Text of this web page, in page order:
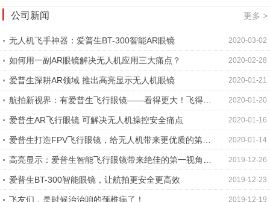
公司新闻 更多 >
无人机飞手神器：爱普生BT-300智能AR眼镜 2020-03-02
如何用一副AR眼镜解决无人机应用三大痛点？ 2020-02-28
爱普生深耕AR领域 推出高亮显示无人机眼镜 2020-01-21
航拍新视界：有爱普生飞行眼镜——看得更大！飞得更
爽！
2020-01-20
爱普生AR飞行眼镜 可解决无人机操控安全痛点 2020-01-16
爱普生打造FPV飞行眼镜，给无人机带来更优质的第一
人称沉浸式体验
2020-01-14
高亮显示：爱普生智能飞行眼镜带来绝佳的第一视角飞
行体验
2019-12-26
爱普生BT-300智能眼镜，让航拍更安全更高效 2019-12-23
飞友们，是时候治治咱的颈椎病了！ 2019-12-19